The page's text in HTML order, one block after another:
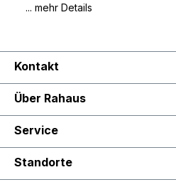
... mehr Details
Kontakt
Über Rahaus
Service
Standorte